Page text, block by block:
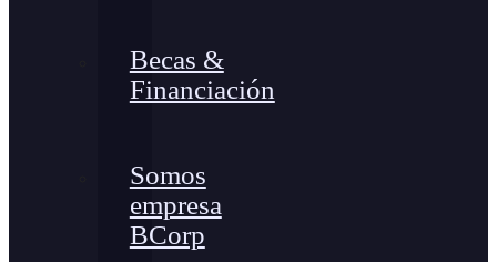
Becas &
Financiación
Somos
empresa
BCorp